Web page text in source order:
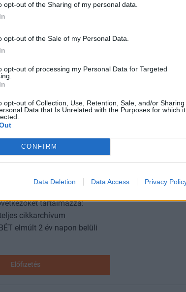
opt-out of the Sharing of my personal data.
opt-out of the Sale of my Personal Data.
opt-out of processing my Personal Data for Targeted
opt-out of Collection, Use, Retention, Sale, and/or Sharing
Data that Is Unrelated with the Purposes for which it
CONFIRM
Data Deletion Data Access Privacy
tehessen az érvényes MNB-törvény olyan
a jegybanki eredmény feletti
az állami tulajdonos képviselőjének, amely
maga az Országgyűlés.
Forum 2026Átalakulóban a magyar
meg a körülmények és a célok. Merre tart a
környezetben? Ez lesz a Portfolio idei kiemelt
és jelentkezés ...
tartalmazza:
cikkarchívum
elmúlt 2 év napon belüli
Előfizetés